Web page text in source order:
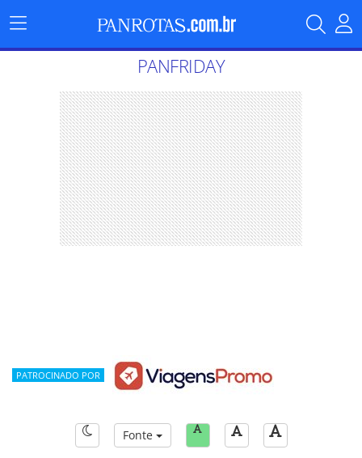
Menu
Principal
PANFRIDAY
PATROCINADO POR
Fonte